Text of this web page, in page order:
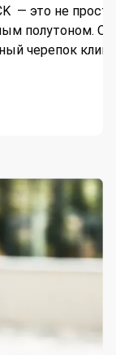
— это не
полутоном.
черепок